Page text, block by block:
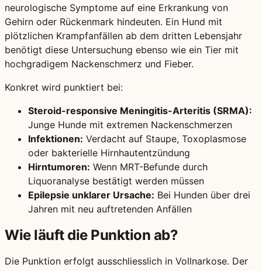
neurologische Symptome auf eine Erkrankung von
Gehirn oder Rückenmark hindeuten. Ein Hund mit
plötzlichen Krampfanfällen ab dem dritten Lebensjahr
benötigt diese Untersuchung ebenso wie ein Tier mit
hochgradigem Nackenschmerz und Fieber.
Konkret wird punktiert bei:
Steroid-responsive Meningitis-Arteritis (SRMA):
Junge Hunde mit extremen Nackenschmerzen
Infektionen: Verdacht auf Staupe, Toxoplasmose
oder bakterielle Hirnhautentzündung
Hirntumoren: Wenn MRT-Befunde durch
Liquoranalyse bestätigt werden müssen
Epilepsie unklarer Ursache: Bei Hunden über drei
Jahren mit neu auftretenden Anfällen
Wie läuft die Punktion ab?
Die Punktion erfolgt ausschliesslich in Vollnarkose. Der